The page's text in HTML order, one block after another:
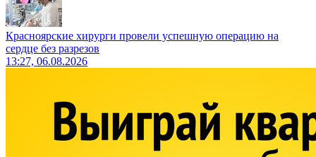
Красноярские хирурги провели успешную операцию на
сердце без разрезов
13:27, 06.08.2026